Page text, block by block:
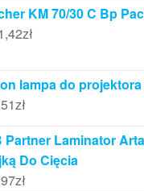
KM 70/30 C Bp
zł
lampa do projektora
zł
Partner Laminator
Do Cięcia
zł